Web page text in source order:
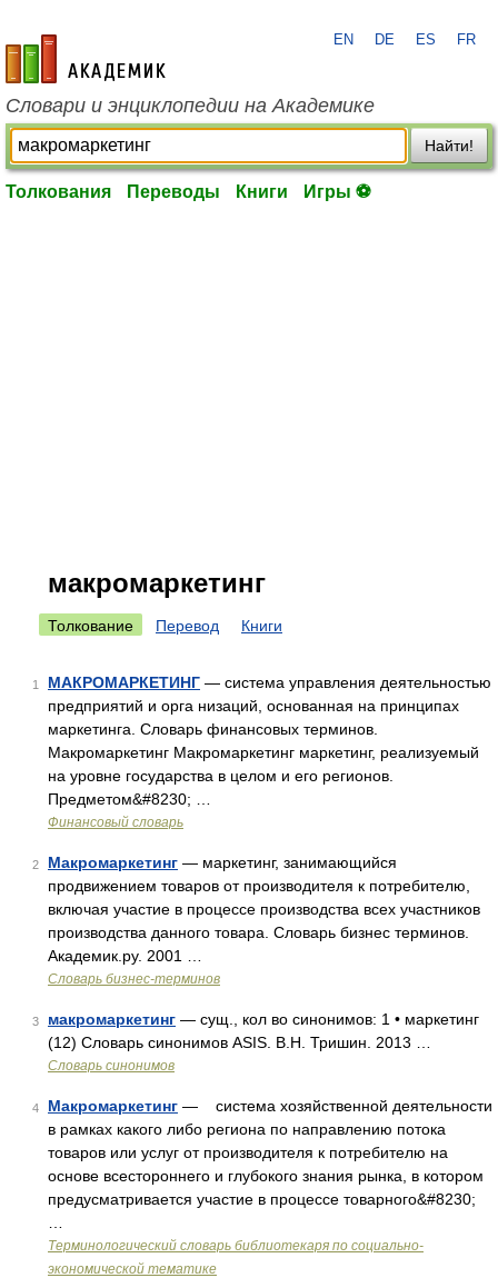
academic.ru
EN DE ES FR
Словари и энциклопедии на Академике
Найти!
Толкования Переводы Книги Игры ⚽
макромаркетинг
Толкование Перевод Книги
1 МАКРОМАРКЕТИНГ — система управления деятельностью
предприятий и орга низаций, основанная на принципах
маркетинга. Словарь финансовых терминов.
Макромаркетинг Макромаркетинг маркетинг, реализуемый
на уровне государства в целом и его регионов.
Предметом&#8230; …
Финансовый словарь
2 Макромаркетинг — маркетинг, занимающийся
продвижением товаров от производителя к потребителю,
включая участие в процессе производства всех участников
производства данного товара. Словарь бизнес терминов.
Академик.ру. 2001 …
Словарь бизнес-терминов
3 макромаркетинг — сущ., кол во синонимов: 1 • маркетинг
(12) Словарь синонимов ASIS. В.Н. Тришин. 2013 …
Словарь синонимов
4 Макромаркетинг — система хозяйственной деятельности
в рамках какого либо региона по направлению потока
товаров или услуг от производителя к потребителю на
основе всестороннего и глубокого знания рынка, в котором
предусматривается участие в процессе товарного&#8230;
Терминологический словарь библиотекаря по социально-
экономической тематике